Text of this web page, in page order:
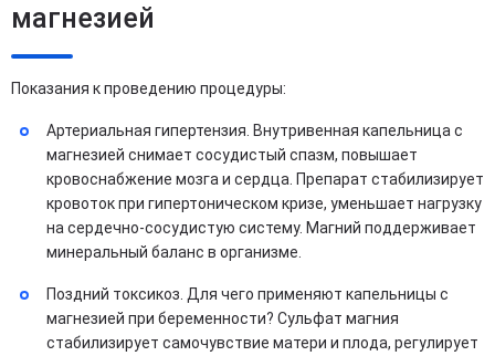
магнезией
Показания к проведению процедуры:
Артериальная гипертензия. Внутривенная капельница с
магнезией снимает сосудистый спазм, повышает
кровоснабжение мозга и сердца. Препарат стабилизирует
кровоток при гипертоническом кризе, уменьшает нагрузку
на сердечно-сосудистую систему. Магний поддерживает
минеральный баланс в организме.
Поздний токсикоз. Для чего применяют капельницы с
магнезией при беременности? Сульфат магния
стабилизирует самочувствие матери и плода, регулирует